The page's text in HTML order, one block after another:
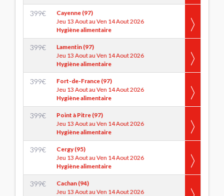
399€
Cayenne (97)
Jeu 13 Aout au Ven 14 Aout 2026
Hygiène alimentaire
399€
Lamentin (97)
Jeu 13 Aout au Ven 14 Aout 2026
Hygiène alimentaire
399€
Fort-de-France (97)
Jeu 13 Aout au Ven 14 Aout 2026
Hygiène alimentaire
399€
Point à Pitre (97)
Jeu 13 Aout au Ven 14 Aout 2026
Hygiène alimentaire
399€
Cergy (95)
Jeu 13 Aout au Ven 14 Aout 2026
Hygiène alimentaire
399€
Cachan (94)
Jeu 13 Aout au Ven 14 Aout 2026